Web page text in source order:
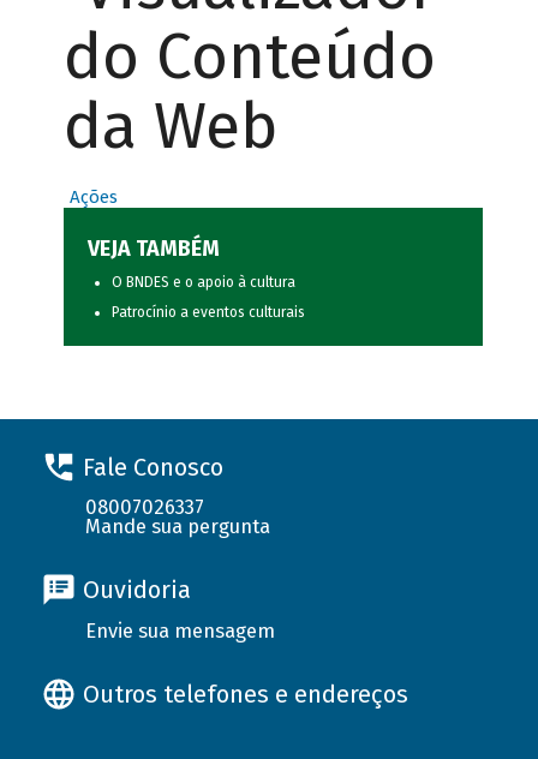
do Conteúdo
da Web
Ações
VEJA TAMBÉM
O BNDES e o apoio à cultura
Patrocínio a eventos culturais
Fale Conosco
08007026337
Mande sua pergunta
Ouvidoria
Envie sua mensagem
Outros telefones e endereços